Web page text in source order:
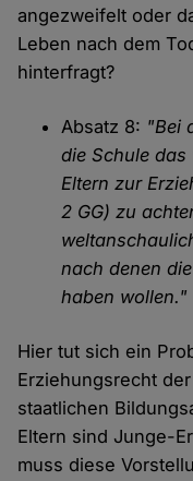
angezweifelt oder
Leben nach dem
hinterfragt?
Absatz 8: "Bei
die Schule das
Eltern zur
2 GG) zu
nach denen
haben wollen."
Hier tut sich ein
Erziehungsrecht
staatlichen
Eltern sind Junge-
muss diese